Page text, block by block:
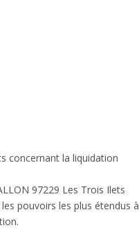
concernant la liquidation
97229 Les Trois Ilets
pouvoirs les plus étendus à